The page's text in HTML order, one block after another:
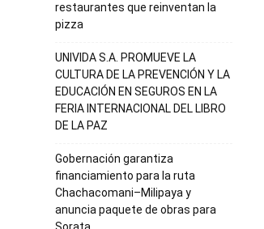
restaurantes que reinventan la
pizza
UNIVIDA S.A. PROMUEVE LA
CULTURA DE LA PREVENCIÓN Y LA
EDUCACIÓN EN SEGUROS EN LA
FERIA INTERNACIONAL DEL LIBRO
DE LA PAZ
Gobernación garantiza
financiamiento para la ruta
Chachacomani–Milipaya y
anuncia paquete de obras para